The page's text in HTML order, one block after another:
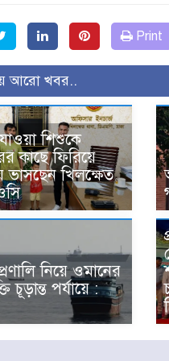
Print
আরো খবর..
শিশুকে
কাছে ফিরিয়ে
ভাসছেন খিলক্ষেত
নিয়ে ওমানের
চূড়ান্ত পর্যায়ে :